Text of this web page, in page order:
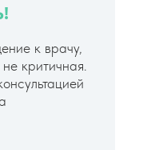
к врачу,
критичная.